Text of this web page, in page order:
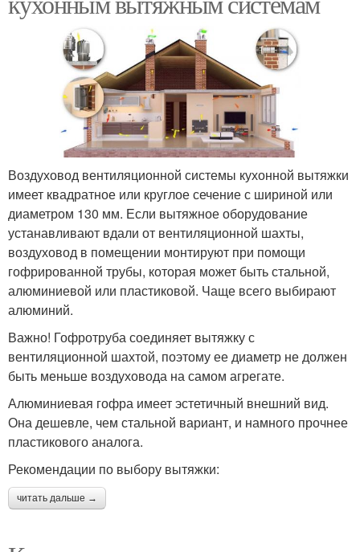
Воздуховод вентиляционной системы кухонной вытяжки
имеет квадратное или круглое сечение с шириной или
диаметром 130 мм. Если вытяжное оборудование
устанавливают вдали от вентиляционной шахты,
воздуховод в помещении монтируют при помощи
гофрированной трубы, которая может быть стальной,
алюминиевой или пластиковой. Чаще всего выбирают
алюминий.
Важно! Гофротруба соединяет вытяжку с
вентиляционной шахтой, поэтому ее диаметр не должен
быть меньше воздуховода на самом агрегате.
Алюминиевая гофра имеет эстетичный внешний вид.
Она дешевле, чем стальной вариант, и намного прочнее
пластикового аналога.
Рекомендации по выбору вытяжки:
читать дальше →